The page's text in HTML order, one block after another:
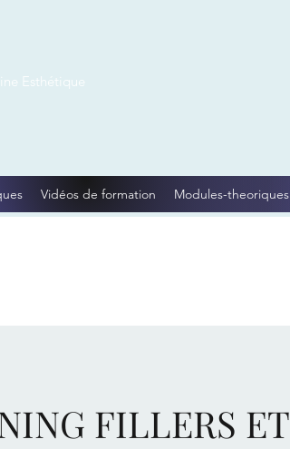
Esthétique
Vidéos de formation Modules-theoriques
FILLERS ET